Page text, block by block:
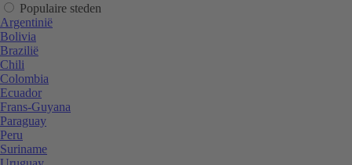
Populaire steden
Argentinië
Bolivia
Brazilië
Chili
Colombia
Ecuador
Frans-Guyana
Paraguay
Peru
Suriname